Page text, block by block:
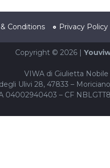
Conditions Privacy Policy
Copyright © 2026 |
VIWA di Giulietta Nobile
Ulivi 28, 47833 –
04002940403 – CF